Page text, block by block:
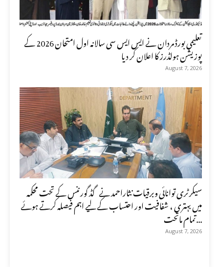
تعلیمی بورڈ مردان نے ایس ایس سی سالانہ اول امتحان 2026 کے
پوزیشن ہولڈرز کا اعلان کر دیا
August 7, 2026
سیکرٹری توانائی وبرقیات نثاراحمد نے گڈ گورننس کے تحت محکمہ
میں بہتری ، شفافیت اور احتساب کے لیے اہم فیصلہ کرتے ہوئے
تمام ماتحت...
August 7, 2026